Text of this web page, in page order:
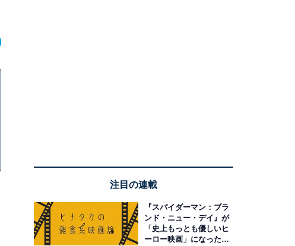
注目の連載
『スパイダーマン：ブラ
ンド・ニュー・デイ』が
「史上もっとも優しいヒ
ーロー映画」になった理